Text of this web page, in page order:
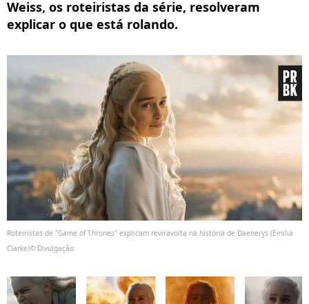
Weiss, os roteiristas da série, resolveram
explicar o que está rolando.
Roteiristas de "Game of Thrones" explicam reviravolta na história de Daenerys (Emilia
Clarke)© Divulgação